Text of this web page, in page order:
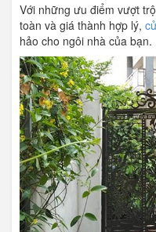
Với những ưu điểm vượt
toàn và giá thành hợp lý,
hảo cho ngôi nhà của bạn.